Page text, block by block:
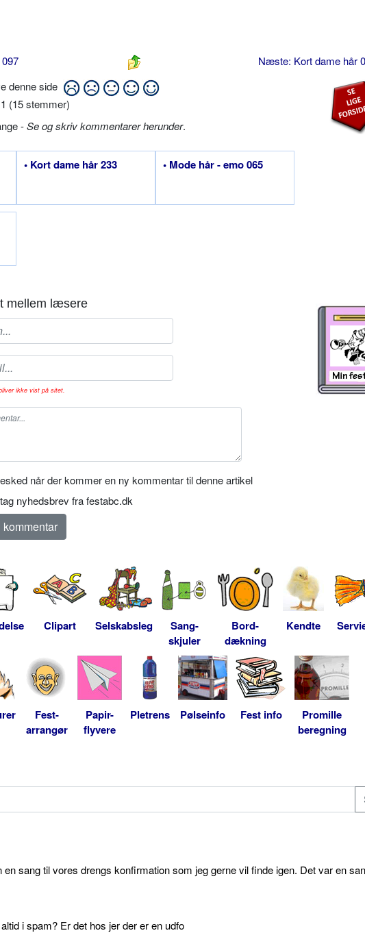
Næste: Kort dame hår
denne side
(15stemmer)
-Se og skriv kommentarer herunder.
• Kort dame hår 233 • Mode hår - emo 065
mellem læsere
ikke vist på sitet.
når der kommer en ny kommentar til denne artikel
nyhedsbrev fra festabc.dk
Clipart Selskabsleg
Sang-
skjuler
Bord-
dækning
Kendte
Fest-
arrangør
Papir-
flyvere
Pletrens Pølseinfo Fest info
Promille
beregning
sang til vores drengs konfirmation som jeg gerne vil finde igen. Det var en
i spam? Er det hos jer der er en udfo